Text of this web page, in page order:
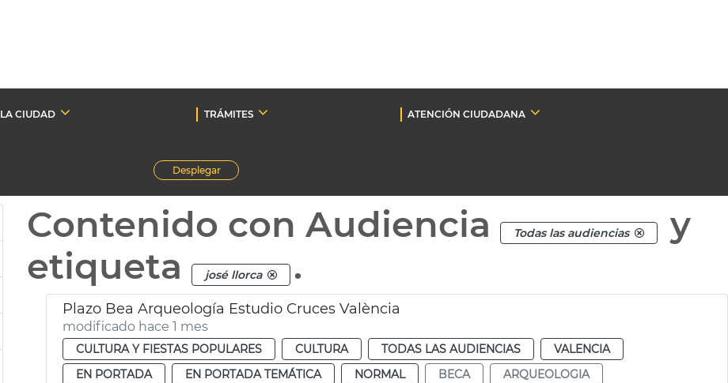
LA CIUDAD TRÁMITES
ATENCIÓN CIUDADANA
Desplegar
Contenido con Audiencia Todas las audiencias
y
etiqueta
josé llorca .
Plazo Bea Arqueología Estudio Cruces València
modificado hace 1 mes
CULTURA Y FIESTAS POPULARES CULTURA TODAS LAS AUDIENCIAS
VALENCIA
EN PORTADA
EN PORTADA TEMÁTICA NORMAL BECA
ARQUEOLOGIA